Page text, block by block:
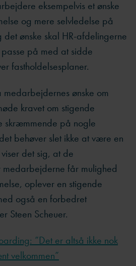
eksempelvis et ønske
og mere selvledelse på
ønske skal HR-afdelingerne
på med at sidde
fastholdelsesplaner.
ønske om
kravet om stigende
skræmmende på nogle
behøver slet ikke at være en
det sig, at de
får mulighed
oplever en stigende
også en forbedret
Steen Scheuer.
”Det er altså ikke nok
velkommen”